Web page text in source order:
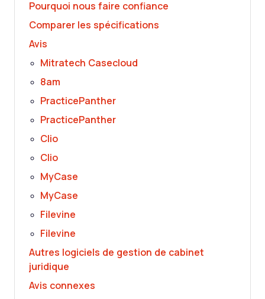
Pourquoi nous faire confiance
Comparer les spécifications
Avis
Mitratech Casecloud
8am
PracticePanther
PracticePanther
Clio
Clio
MyCase
MyCase
Filevine
Filevine
Autres logiciels de gestion de cabinet
juridique
Avis connexes